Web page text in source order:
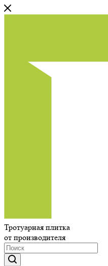
Тротуарная плитка
от производителя